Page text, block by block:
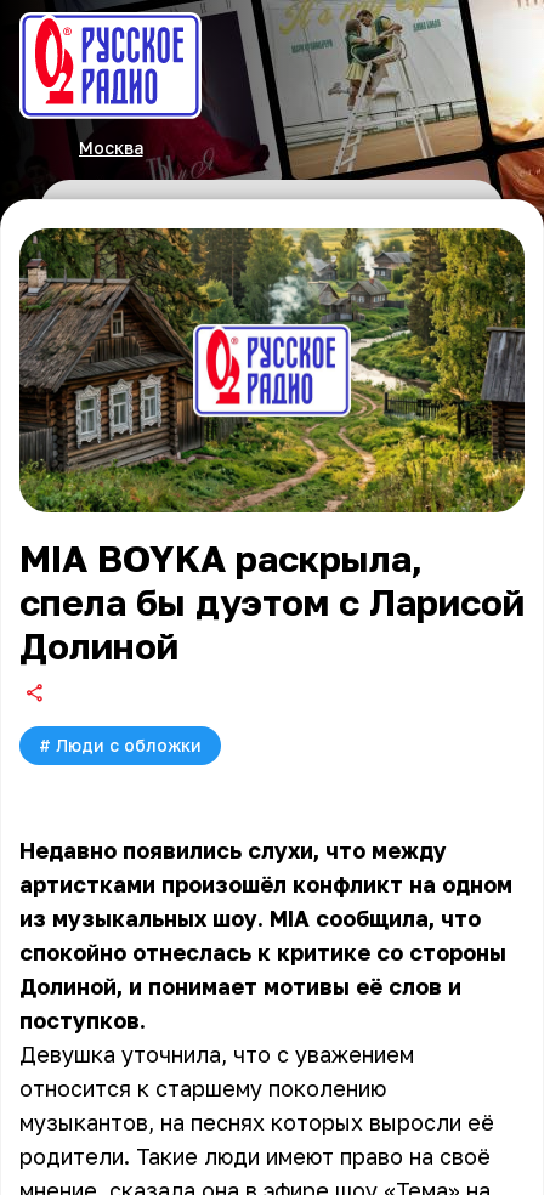
Москва
MIA BOYKA раскрыла,
спела бы дуэтом с Ларисой
Долиной
# Люди с обложки
Недавно появились слухи, что между
артистками произошёл конфликт на одном
из музыкальных шоу. MIA сообщила, что
спокойно отнеслась к критике со стороны
Долиной, и понимает мотивы её слов и
поступков.
Девушка уточнила, что с уважением
относится к старшему поколению
музыкантов, на песнях которых выросли её
родители. Такие люди имеют право на своё